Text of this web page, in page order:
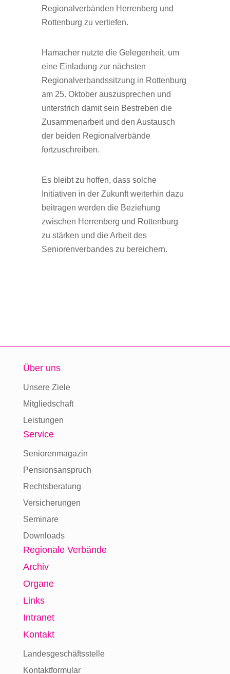
Regionalverbänden Herrenberg und
Rottenburg zu vertiefen.
Hamacher nutzte die Gelegenheit, um
eine Einladung zur nächsten
Regionalverbandssitzung in Rottenburg
am 25. Oktober auszusprechen und
unterstrich damit sein Bestreben die
Zusammenarbeit und den Austausch
der beiden Regionalverbände
fortzuschreiben.
Es bleibt zu hoffen, dass solche
Initiativen in der Zukunft weiterhin dazu
beitragen werden die Beziehung
zwischen Herrenberg und Rottenburg
zu stärken und die Arbeit des
Seniorenverbandes zu bereichern.
Über uns
Unsere Ziele
Mitgliedschaft
Leistungen
Service
Seniorenmagazin
Pensionsanspruch
Rechtsberatung
Versicherungen
Seminare
Downloads
Regionale Verbände
Archiv
Organe
Links
Intranet
Kontakt
Landesgeschäftsstelle
Kontaktformular